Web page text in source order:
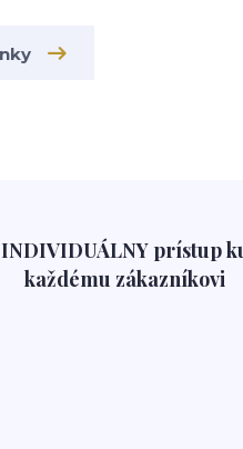
INDIVIDUÁLNY prístup
každému zákazníkovi